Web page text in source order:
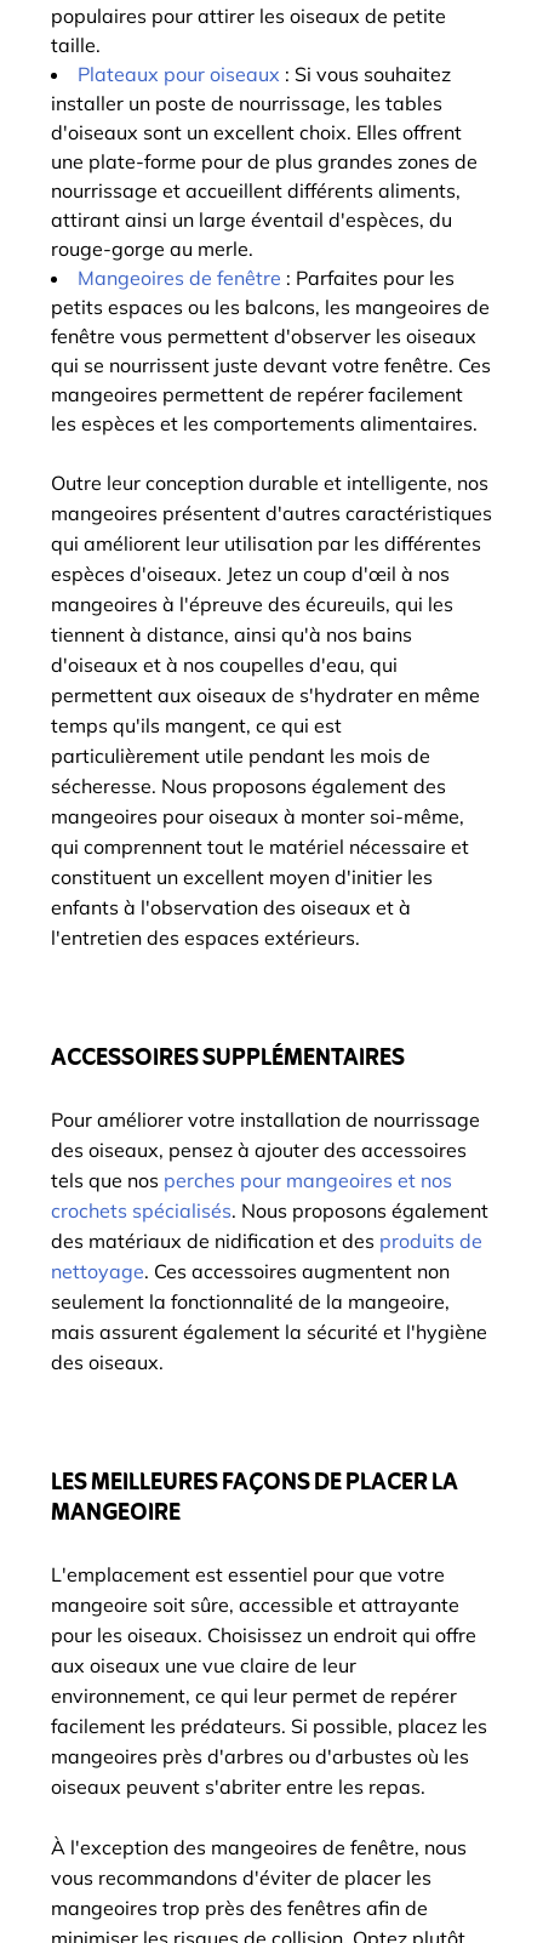
populaires pour attirer les oiseaux de petite
taille.
Plateaux pour oiseaux : Si vous souhaitez
installer un poste de nourrissage, les tables
d'oiseaux sont un excellent choix. Elles offrent
une plate-forme pour de plus grandes zones de
nourrissage et accueillent différents aliments,
attirant ainsi un large éventail d'espèces, du
rouge-gorge au merle.
Mangeoires de fenêtre : Parfaites pour les
petits espaces ou les balcons, les mangeoires de
fenêtre vous permettent d'observer les oiseaux
qui se nourrissent juste devant votre fenêtre. Ces
mangeoires permettent de repérer facilement
les espèces et les comportements alimentaires.
Outre leur conception durable et intelligente, nos
mangeoires présentent d'autres caractéristiques
qui améliorent leur utilisation par les différentes
espèces d'oiseaux. Jetez un coup d'œil à nos
mangeoires à l'épreuve des écureuils, qui les
tiennent à distance, ainsi qu'à nos bains
d'oiseaux et à nos coupelles d'eau, qui
permettent aux oiseaux de s'hydrater en même
temps qu'ils mangent, ce qui est
particulièrement utile pendant les mois de
sécheresse. Nous proposons également des
mangeoires pour oiseaux à monter soi-même,
qui comprennent tout le matériel nécessaire et
constituent un excellent moyen d'initier les
enfants à l'observation des oiseaux et à
l'entretien des espaces extérieurs.
ACCESSOIRES SUPPLÉMENTAIRES
Pour améliorer votre installation de nourrissage
des oiseaux, pensez à ajouter des accessoires
tels que nos perches pour mangeoires et nos
crochets spécialisés. Nous proposons également
des matériaux de nidification et des produits de
nettoyage. Ces accessoires augmentent non
seulement la fonctionnalité de la mangeoire,
mais assurent également la sécurité et l'hygiène
des oiseaux.
LES MEILLEURES FAÇONS DE PLACER LA
MANGEOIRE
L'emplacement est essentiel pour que votre
mangeoire soit sûre, accessible et attrayante
pour les oiseaux. Choisissez un endroit qui offre
aux oiseaux une vue claire de leur
environnement, ce qui leur permet de repérer
facilement les prédateurs. Si possible, placez les
mangeoires près d'arbres ou d'arbustes où les
oiseaux peuvent s'abriter entre les repas.
À l'exception des mangeoires de fenêtre, nous
vous recommandons d'éviter de placer les
mangeoires trop près des fenêtres afin de
minimiser les risques de collision. Optez plutôt